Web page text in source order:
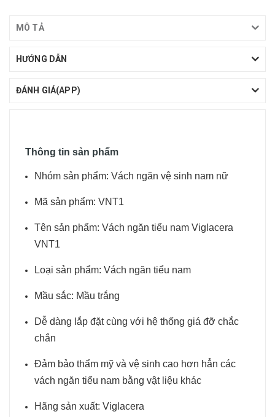
MÔ TẢ
HƯỚNG DẪN
ĐÁNH GIÁ(APP)
Thông tin sản phẩm
Nhóm sản phẩm: Vách ngăn vệ sinh nam nữ
Mã sản phẩm: VNT1
Tên sản phẩm: Vách ngăn tiểu nam Viglacera
VNT1
Loại sản phẩm: Vách ngăn tiểu nam
Mầu sắc: Mầu trắng
Dễ dàng lắp đặt cùng với hệ thống giá đỡ chắc
chắn
Đảm bảo thẩm mỹ và vệ sinh cao hơn hẳn các
vách ngăn tiểu nam bằng vật liệu khác
Hãng sản xuất: Viglacera